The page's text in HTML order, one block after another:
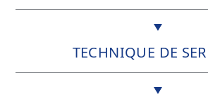
TECHNIQUE DE